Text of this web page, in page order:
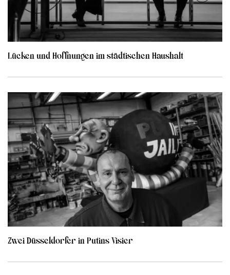
Lücken und Hoffnungen im städtischen Haushalt
Zwei Düsseldorfer in Putins Visier